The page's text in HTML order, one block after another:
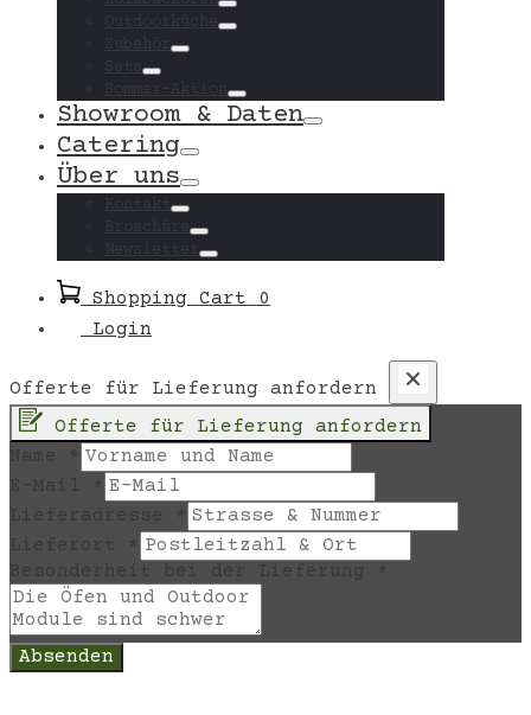
Toggle
Toggle
Toggle
Toggle
Toggle
Showroom & Daten Toggle
Catering Toggle
Über uns Toggle
Toggle
Toggle
Toggle
Shopping Cart
0
Login
Offerte für Lieferung anfordern
Offerte für Lieferung anfordern
Name
E-Mail
Lieferadresse
Lieferort
Besonderheit bei der Lieferung
Absenden